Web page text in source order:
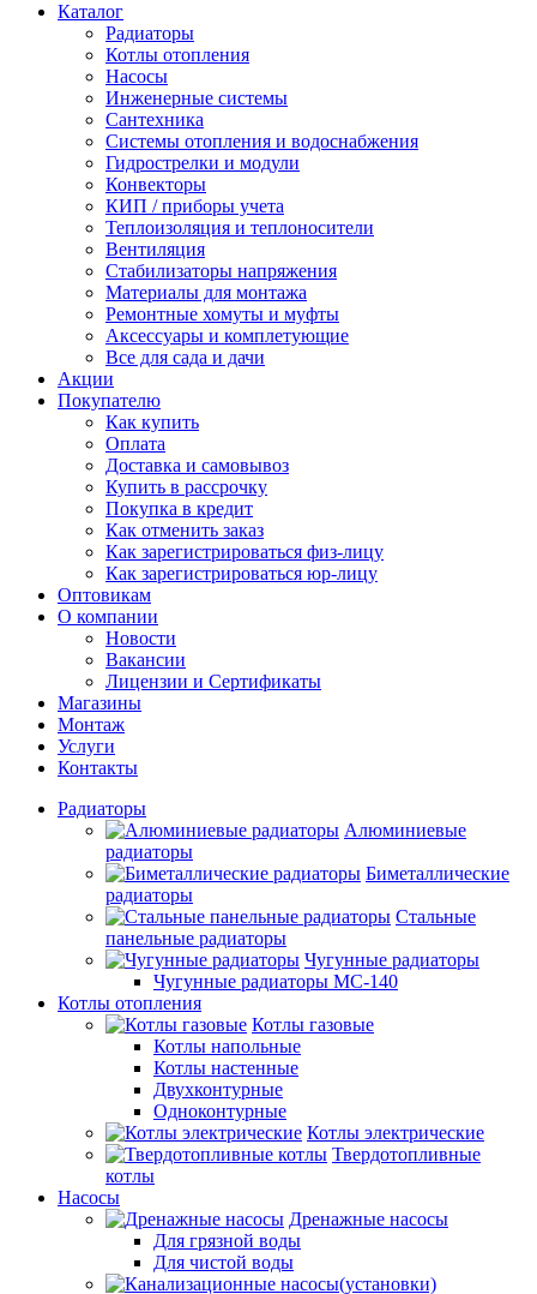
Каталог
Радиаторы
Котлы отопления
Насосы
Инженерные системы
Сантехника
Системы отопления и водоснабжения
Гидрострелки и модули
Конвекторы
КИП / приборы учета
Теплоизоляция и теплоносители
Вентиляция
Стабилизаторы напряжения
Материалы для монтажа
Ремонтные хомуты и муфты
Аксессуары и комплетующие
Все для сада и дачи
Акции
Покупателю
Как купить
Оплата
Доставка и самовывоз
Купить в рассрочку
Покупка в кредит
Как отменить заказ
Как зарегистрироваться физ-лицу
Как зарегистрироваться юр-лицу
Оптовикам
О компании
Новости
Вакансии
Лицензии и Сертификаты
Магазины
Монтаж
Услуги
Контакты
Радиаторы
Алюминиевые
радиаторы
Биметаллические
радиаторы
Стальные
панельные радиаторы
Чугунные радиаторы
Чугунные радиаторы МС-140
Котлы отопления
Котлы газовые
Котлы напольные
Котлы настенные
Двухконтурные
Одноконтурные
Котлы электрические
Твердотопливные
котлы
Насосы
Дренажные насосы
Для грязной воды
Для чистой воды